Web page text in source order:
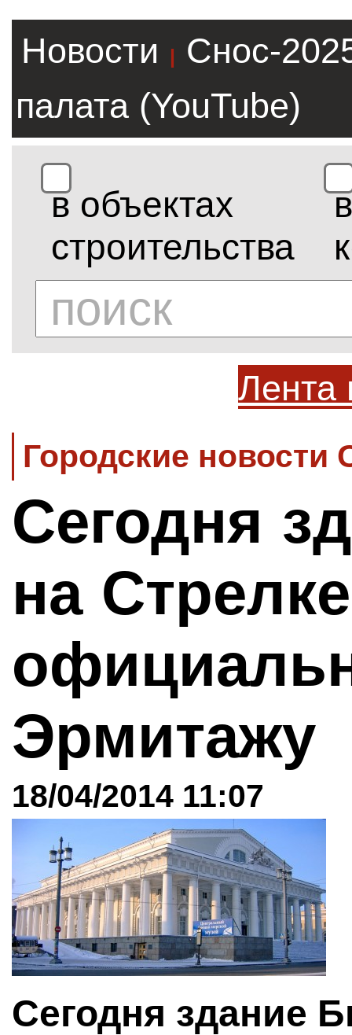
Новости |
Снос-
палата (YouTube)
в объектах
строительства
в
Лента
Городские новости
Сегодня
на Стрелке
Эрмитажу
18/04/2014 11:07
Сегодня здание